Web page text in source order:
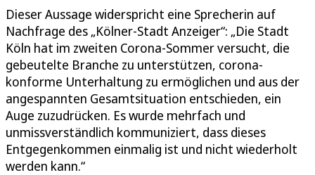
Dieser Aussage widerspricht eine Sprecherin auf
Nachfrage des „Kölner-Stadt Anzeiger“: „Die Stadt
Köln hat im zweiten Corona-Sommer versucht, die
gebeutelte Branche zu unterstützen, corona-
konforme Unterhaltung zu ermöglichen und aus der
angespannten Gesamtsituation entschieden, ein
Auge zuzudrücken. Es wurde mehrfach und
unmissverständlich kommuniziert, dass dieses
Entgegenkommen einmalig ist und nicht wiederholt
werden kann.“